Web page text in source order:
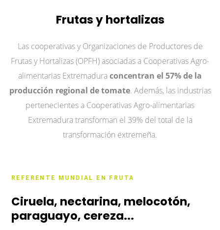
Frutas y hortalizas
Las cooperativas y Organizaciones de Productores de
Frutas y Hortalizas (OPFH) asociadas a Cooperativas Agro-
alimentarias Extremadura concentran el 57% de la
producción regional de tomate. Además, las industrias
pertenecientes a Cooperativas Agro-alimentarias
Extremadura transforman el 39% del total de la
transformación extremeña.
REFERENTE MUNDIAL EN FRUTA
Ciruela, nectarina, melocotón,
paraguayo, cereza...